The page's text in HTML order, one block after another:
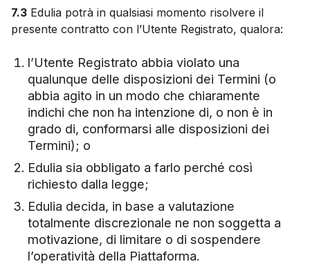
7.3 Edulia potrà in qualsiasi momento risolvere il
presente contratto con l’Utente Registrato, qualora:
l’Utente Registrato abbia violato una
qualunque delle disposizioni dei Termini (o
abbia agito in un modo che chiaramente
indichi che non ha intenzione di, o non è in
grado di, conformarsi alle disposizioni dei
Termini); o
Edulia sia obbligato a farlo perché così
richiesto dalla legge;
Edulia decida, in base a valutazione
totalmente discrezionale ne non soggetta a
motivazione, di limitare o di sospendere
l’operatività della Piattaforma.